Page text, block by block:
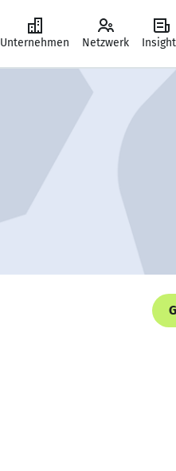
Unternehmen Netzwerk